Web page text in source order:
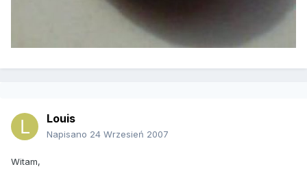
Louis
Napisano 24 Wrzesień 2007
Witam,